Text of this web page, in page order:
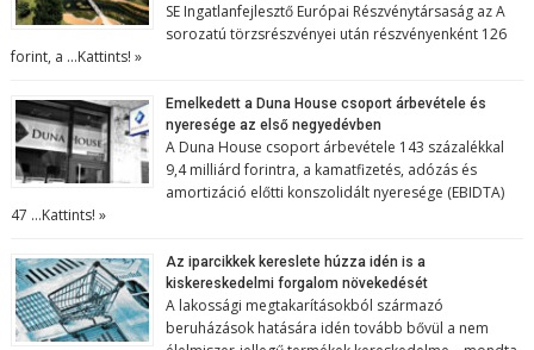
SE Ingatlanfejlesztő Európai Részvénytársaság az A
sorozatú törzsrészvényei után részvényenként 126
forint, a …Kattints! »
Emelkedett a Duna House csoport árbevétele és
nyeresége az első negyedévben
A Duna House csoport árbevétele 143 százalékkal
9,4 milliárd forintra, a kamatfizetés, adózás és
amortizáció előtti konszolidált nyeresége (EBIDTA)
47 …Kattints! »
Az iparcikkek kereslete húzza idén is a
kiskereskedelmi forgalom növekedését
A lakossági megtakarításokból származó
beruházások hatására idén tovább bővül a nem